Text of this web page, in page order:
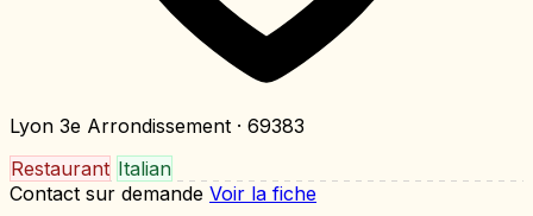
Lyon 3e Arrondissement · 69383
Restaurant Italian
Contact sur demande Voir la fiche